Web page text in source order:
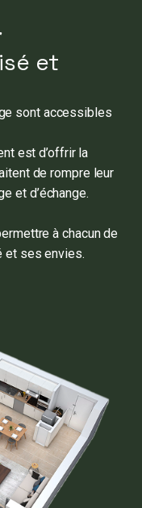
et
sont accessibles
est d’offrir la
de rompre leur
et d’échange.
à chacun de
et ses envies.